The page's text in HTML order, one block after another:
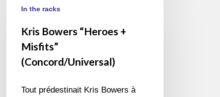
Bowers
Misfits”
(Concord/Universal)
In the racks
Kris Bowers “Heroes +
Misfits”
(Concord/Universal)
Tout prédestinait Kris Bowers à